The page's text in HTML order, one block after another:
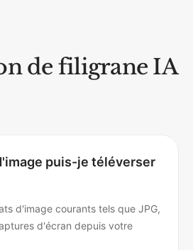
de filigrane IA
puis-je téléverser
d'image courants tels que JPG,
d'écran depuis votre